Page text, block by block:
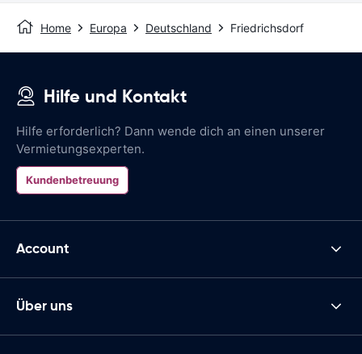
Home Europa Deutschland Friedrichsdorf
Hilfe und Kontakt
Hilfe erforderlich? Dann wende dich an einen unserer
Vermietungsexperten.
Kundenbetreuung
Account
Über uns